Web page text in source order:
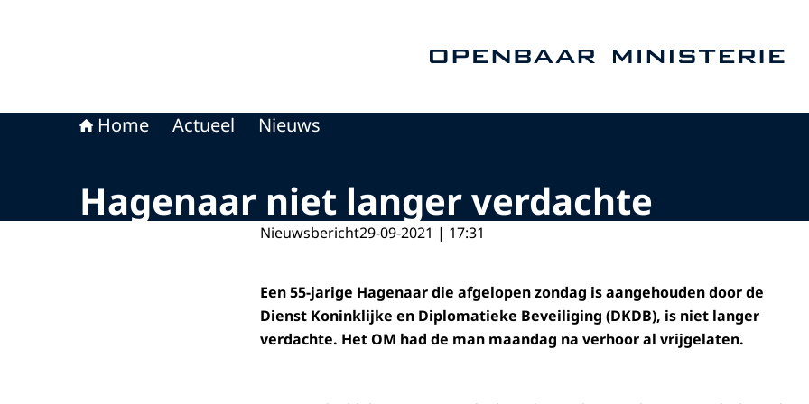
Home Actueel Nieuws
Hagenaar niet langer verdachte
Nieuwsbericht29-09-2021 | 17:31
Een 55-jarige Hagenaar die afgelopen zondag is aangehouden door de
Dienst Koninklijke en Diplomatieke Beveiliging (DKDB), is niet langer
verdachte. Het OM had de man maandag na verhoor al vrijgelaten.